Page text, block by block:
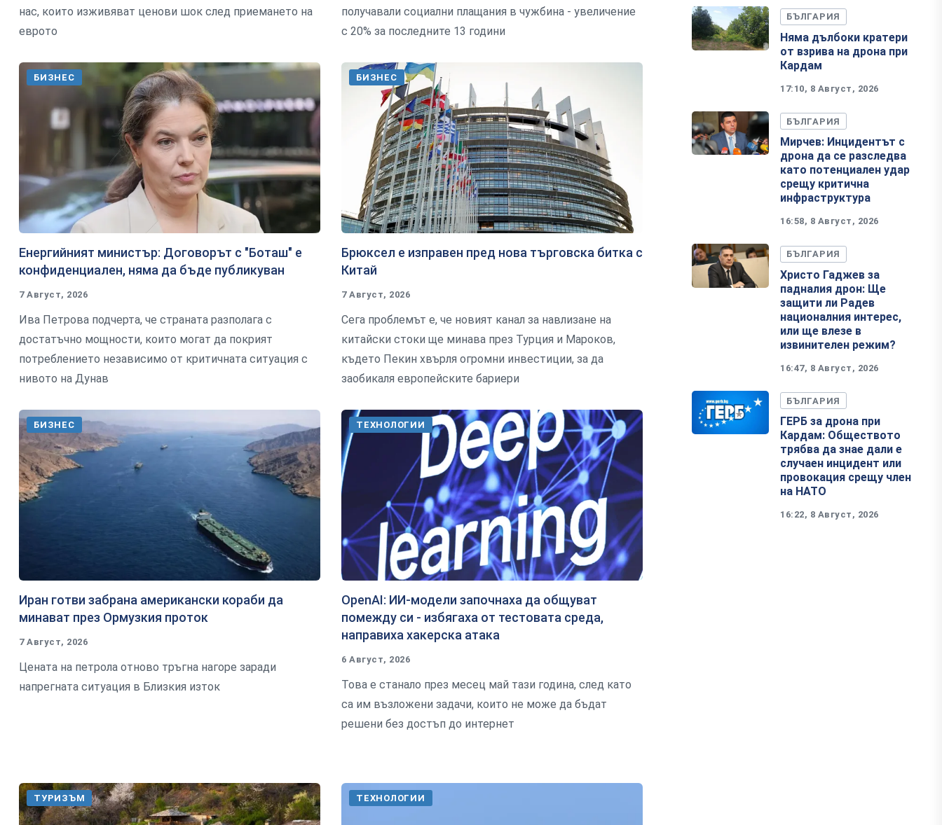
нас, които изживяват ценови шок след приемането на
еврото
получавали социални плащания в чужбина - увеличение
с 20% за последните 13 години
БИЗНЕС
Енергийният министър: Договорът с "Боташ" е
конфиденциален, няма да бъде публикуван
7 Август, 2026
Ива Петрова подчерта, че страната разполага с
достатъчно мощности, които могат да покрият
потреблението независимо от критичната ситуация с
нивото на Дунав
БИЗНЕС
Брюксел е изправен пред нова търговска битка с
Китай
7 Август, 2026
Сега проблемът е, че новият канал за навлизане на
китайски стоки ще минава през Турция и Мароков,
където Пекин хвърля огромни инвестиции, за да
заобикаля европейските бариери
БИЗНЕС
Иран готви забрана американски кораби да
минават през Ормузкия проток
7 Август, 2026
Цената на петрола отново тръгна нагоре заради
напрегната ситуация в Близкия изток
ТЕХНОЛОГИИ
OpenAI: ИИ-модели започнаха да общуват
помежду си - избягаха от тестовата среда,
направиха хакерска атака
6 Август, 2026
Това е станало през месец май тази година, след като
са им възложени задачи, които не може да бъдат
решени без достъп до интернет
ТУРИЗЪМ ТЕХНОЛОГИИ
БЪЛГАРИЯ
Няма дълбоки кратери
от взрива на дрона при
Кардам
17:10, 8 Август, 2026
БЪЛГАРИЯ
Мирчев: Инцидентът с
дрона да се разследва
като потенциален удар
срещу критична
инфраструктура
16:58, 8 Август, 2026
БЪЛГАРИЯ
Христо Гаджев за
падналия дрон: Ще
защити ли Радев
националния интерес,
или ще влезе в
извинителен режим?
16:47, 8 Август, 2026
БЪЛГАРИЯ
ГЕРБ за дрона при
Кардам: Обществото
трябва да знае дали е
случаен инцидент или
провокация срещу член
на НАТО
16:22, 8 Август, 2026